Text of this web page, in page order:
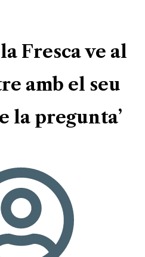
Fresca ve al
amb el seu
la pregunta’